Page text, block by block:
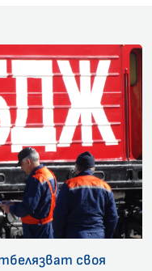
своя